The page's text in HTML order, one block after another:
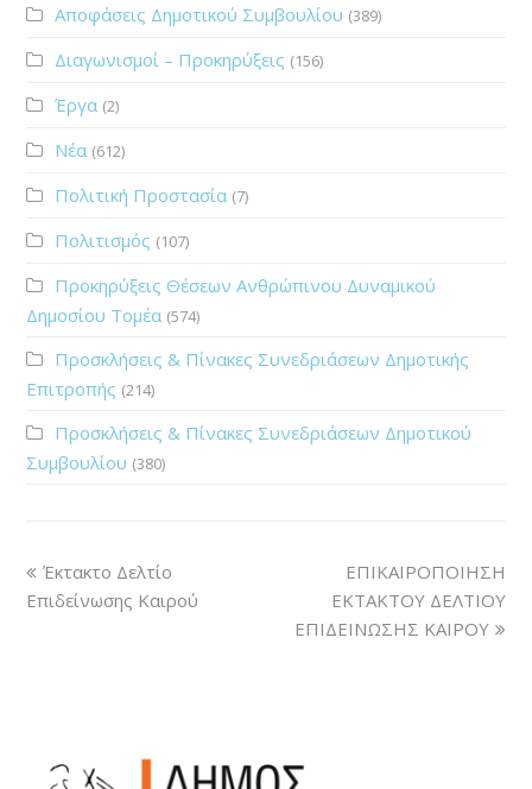
Αποφάσεις Δημοτικού Συμβουλίου (389)
Διαγωνισμοί – Προκηρύξεις (156)
Έργα (2)
Νέα (612)
Πολιτική Προστασία (7)
Πολιτισμός (107)
Προκηρύξεις Θέσεων Ανθρώπινου Δυναμικού
Δημοσίου Τομέα (574)
Προσκλήσεις & Πίνακες Συνεδριάσεων Δημοτικής
Επιτροπής (214)
Προσκλήσεις & Πίνακες Συνεδριάσεων Δημοτικού
Συμβουλίου (380)
Έκτακτο Δελτίο
Επιδείνωσης Καιρού
ΕΠΙΚΑΙΡΟΠΟΙΗΣΗ
ΕΚΤΑΚΤΟΥ ΔΕΛΤΙΟΥ
ΕΠΙΔΕΙΝΩΣΗΣ ΚΑΙΡΟΥ